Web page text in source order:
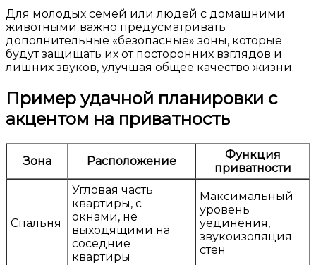
Для молодых семей или людей с домашними
животными важно предусматривать
дополнительные «безопасные» зоны, которые
будут защищать их от посторонних взглядов и
лишних звуков, улучшая общее качество жизни.
Пример удачной планировки с
акцентом на приватность
Зона Расположение
Функция
приватности
Спальня
Угловая часть
квартиры, с
окнами, не
выходящими на
соседние
квартиры
Максимальный
уровень
уединения,
звукоизоляция
стен